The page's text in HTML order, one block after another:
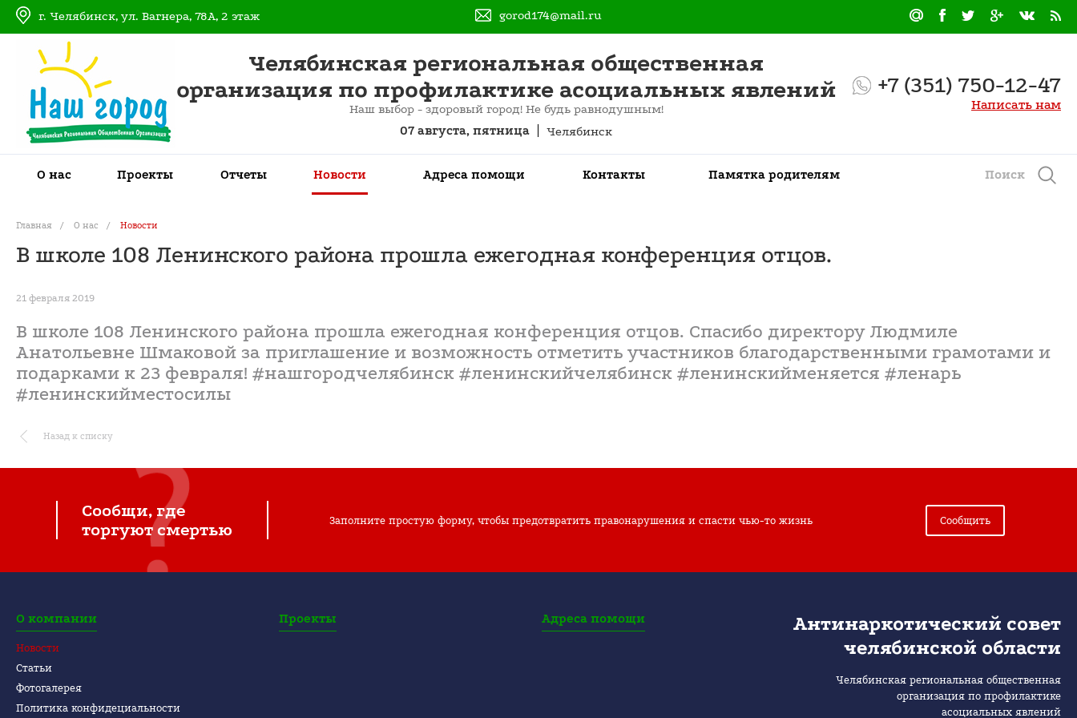
г. Челябинск, ул. Вагнера, 78А, 2 этаж gorod174@mail.ru
Челябинская региональная общественная
организация по профилактике асоциальных явлений
Наш выбор - здоровый город! Не будь равнодушным!
07 августа, пятница
Челябинск
+7 (351) 750-12-47
Написать нам
О нас Проекты Отчеты Новости Адреса помощи Контакты Памятка родителям Поиск
Главная / О нас / Новости
В школе 108 Ленинского района прошла ежегодная конференция отцов.
21 февраля 2019
В школе 108 Ленинского района прошла ежегодная конференция отцов. Спасибо директору Людмиле
Анатольевне Шмаковой за приглашение и возможность отметить участников благодарственными грамотами и
подарками к 23 февраля! #нашгородчелябинск #ленинскийчелябинск #ленинскийменяется #ленарь
#ленинскийместосилы
Назад к списку
Сообщи, где
торгуют смертью
Заполните простую форму, чтобы предотвратить правонарушения и спасти чью-то жизнь Сообщить
О компании
Новости
Статьи
Фотогалерея
Политика конфидециальности
Проекты Адреса помощи
Антинаркотический совет
челябинской области
Челябинская региональная общественная
организация по профилактике
асоциальных явлений